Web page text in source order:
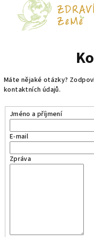
Máte nějaké otázky?
kontaktních údajů.
Jméno a příjmení
E-mail
Zpráva